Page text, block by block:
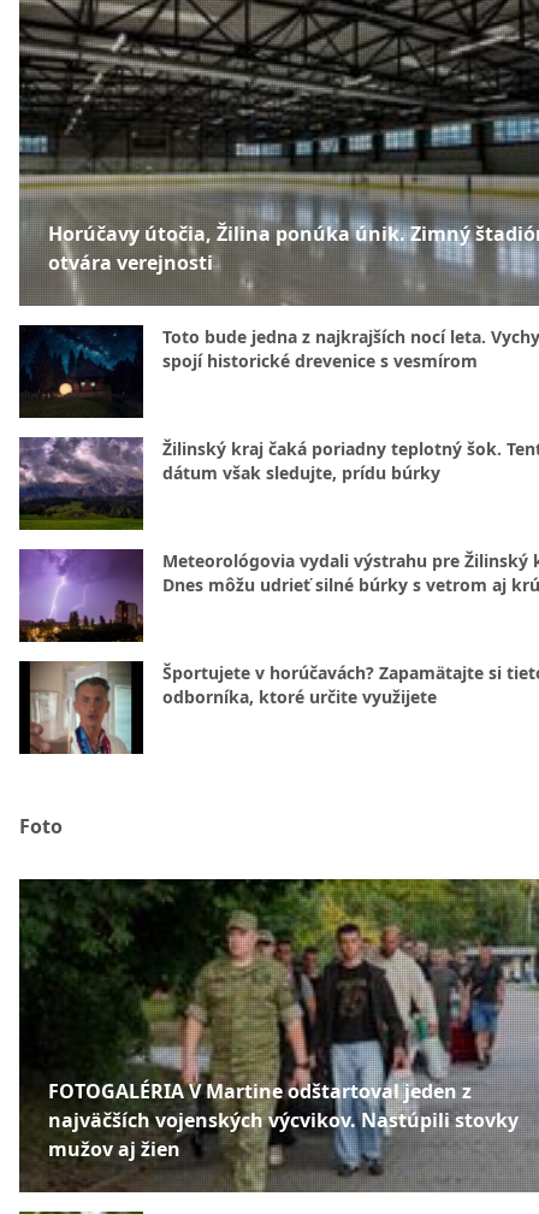
Horúčavy útočia, Žilina ponúka únik. Zimný
otvára verejnosti
Toto bude jedna z najkrajších nocí leta.
spojí historické drevenice s vesmírom
Žilinský kraj čaká poriadny teplotný šok.
dátum však sledujte, prídu búrky
Meteorológovia vydali výstrahu pre Žilinský
Dnes môžu udrieť silné búrky s vetrom aj
Športujete v horúčavách? Zapamätajte si
odborníka, ktoré určite využijete
Foto
FOTOGALÉRIA V Martine odštartoval jeden z
najväčších vojenských výcvikov. Nastúpili stovky
mužov aj žien